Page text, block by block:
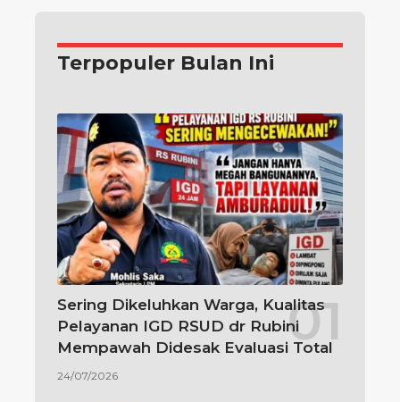
Terpopuler Bulan Ini
Sering Dikeluhkan Warga, Kualitas
Pelayanan IGD RSUD dr Rubini
Mempawah Didesak Evaluasi Total
24/07/2026